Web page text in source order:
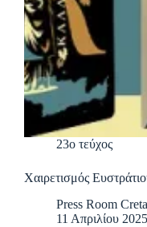
23ο τεύχος
Χαιρετισμός
Press Room
11 Απριλίου 2025